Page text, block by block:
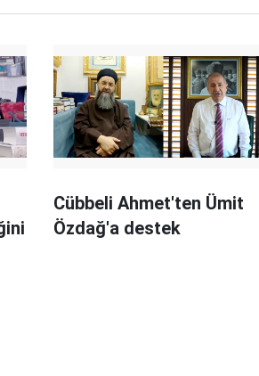
Cübbeli Ahmet'ten Ümit
Özdağ'a destek